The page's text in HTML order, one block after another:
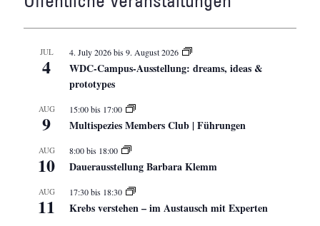
JUL
4
4. July 2026bis9. August 2026
WDC-Campus-Ausstellung: dreams, ideas &
prototypes
AUG
9
15:00bis 17:00
Multispezies Members Club | Führungen
AUG
10
8:00bis 18:00
Dauerausstellung Barbara Klemm
AUG
11
17:30bis 18:30
Krebs verstehen – im Austausch mit Experten